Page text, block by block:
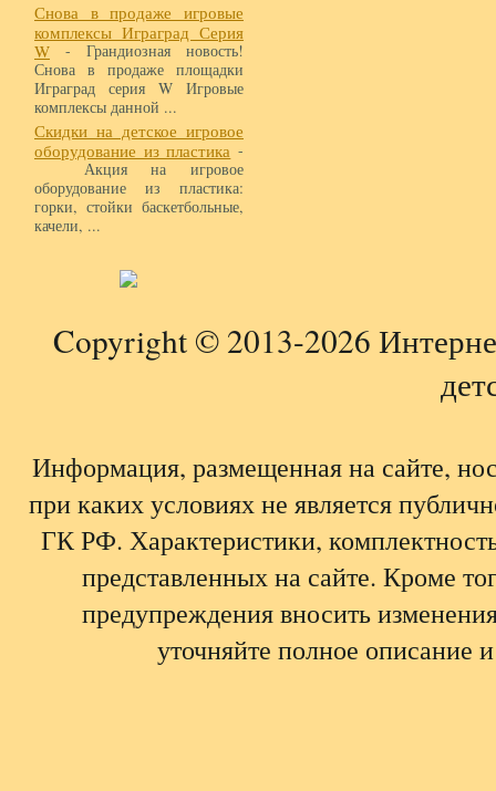
Снова в продаже игровые
комплексы Играград Серия
W - Грандиозная новость!
Снова в продаже площадки
Играград серия W Игровые
комплексы данной ...
Скидки на детское игровое
оборудование из пластика -
Акция на игровое
оборудование из пластика:
горки, стойки баскетбольные,
качели, ...
Copyright © 2013-2026
Информация, размещенная на сайте,
при каких условиях не является
ГК РФ. Характеристики,
представленных на сайте. Кроме
предупреждения вносить
уточняйте полное описание